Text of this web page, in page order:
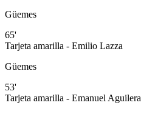
Güemes
65'
Tarjeta amarilla - Emilio Lazza
Güemes
53'
Tarjeta amarilla - Emanuel Aguilera